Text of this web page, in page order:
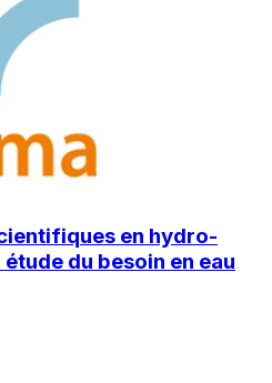
en hydro-
du besoin en eau